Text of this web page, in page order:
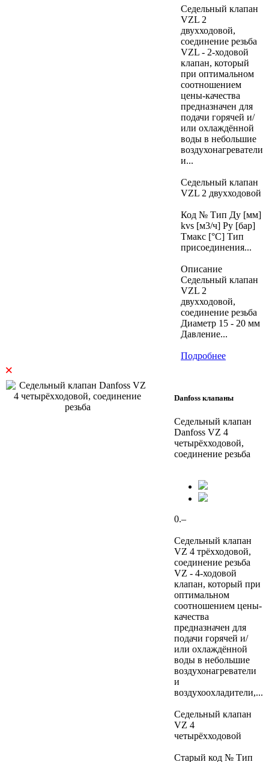
Седельный клапан
VZL 2
двухходовой,
соединение резьба
VZL - 2-ходовой
клапан, который
при оптимальном
соотношением
цены-качества
предназначен для
подачи горячей и/
или охлаждённой
воды в небольшие
воздухонагреватели
и...
Седельный клапан
VZL 2 двухходовой
Код № Тип Ду [мм]
kvs [м3/ч] Ру [бар]
Тмакс [°C] Тип
присоединения...
Описание
Седельный клапан
VZL 2
двухходовой,
соединение резьба
Диаметр 15 - 20 мм
Давление...
Подробнее
×
Danfoss клапаны
Седельный клапан
Danfoss VZ 4
четырёхходовой,
соединение резьба
0.–
Седельный клапан
VZ 4 трёхходовой,
соединение резьба
VZ - 4-ходовой
клапан, который при
оптимальном
соотношением цены-
качества
предназначен для
подачи горячей и/
или охлаждённой
воды в небольшие
воздухонагреватели
и
воздухоохладители,...
Седельный клапан
VZ 4
четырёхходовой
Старый код № Тип